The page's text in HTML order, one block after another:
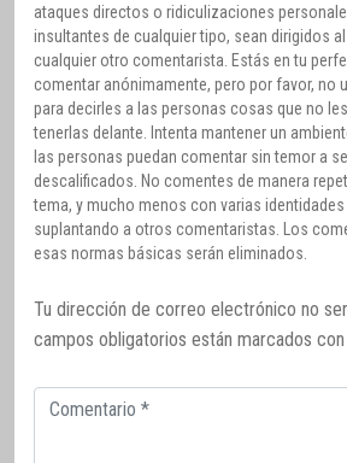
ataques directos o ridiculizaciones
insultantes de cualquier tipo, sean dirigidos
cualquier otro comentarista. Estás en tu
comentar anónimamente, pero por favor, no
para decirles a las personas cosas que no
tenerlas delante. Intenta mantener un
las personas puedan comentar sin temor a
descalificados. No comentes de manera
tema, y mucho menos con varias identidades
suplantando a otros comentaristas. Los
esas normas básicas serán eliminados.
Tu dirección de correo electrónico no
campos obligatorios están marcados con
Comentario